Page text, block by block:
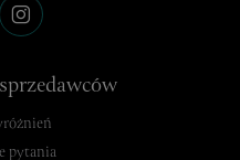
pytania